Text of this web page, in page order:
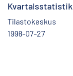
Kvartalsstatistik
Tilastokeskus
1998-07-27